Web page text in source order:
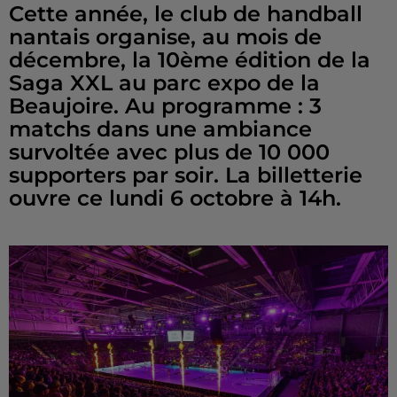
Cette année, le club de handball
nantais organise, au mois de
décembre, la 10ème édition de la
Saga XXL au parc expo de la
Beaujoire. Au programme : 3
matchs dans une ambiance
survoltée avec plus de 10 000
supporters par soir. La billetterie
ouvre ce lundi 6 octobre à 14h.